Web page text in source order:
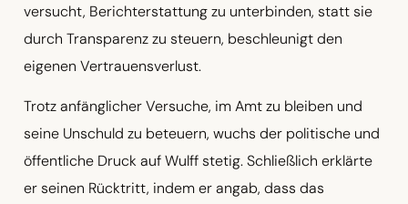
versucht, Berichterstattung zu unterbinden, statt sie
durch Transparenz zu steuern, beschleunigt den
eigenen Vertrauensverlust.
Trotz anfänglicher Versuche, im Amt zu bleiben und
seine Unschuld zu beteuern, wuchs der politische und
öffentliche Druck auf Wulff stetig. Schließlich erklärte
er seinen Rücktritt, indem er angab, dass das